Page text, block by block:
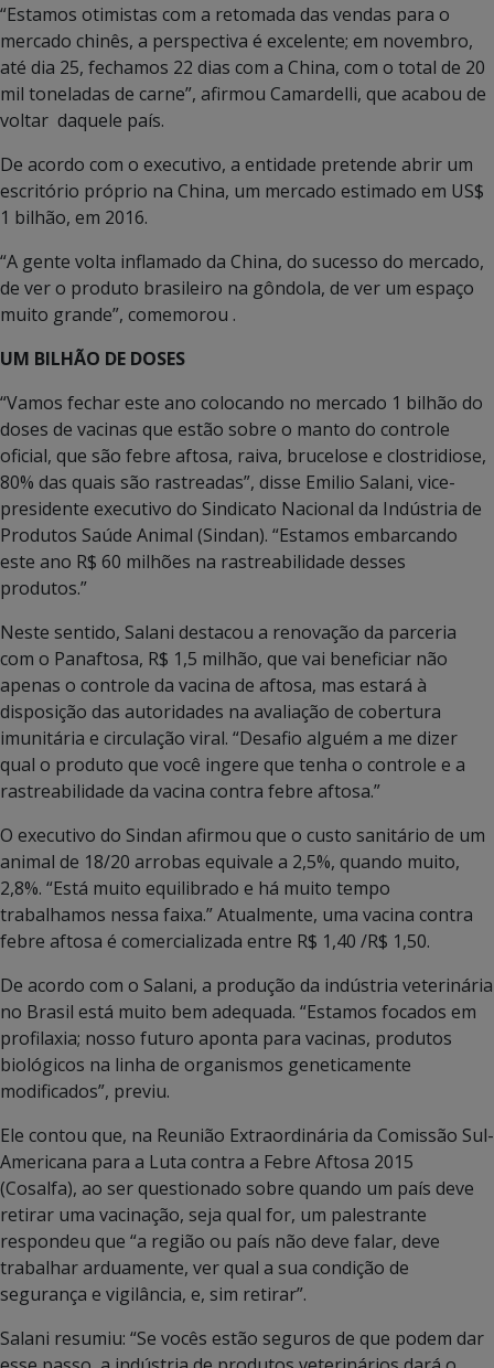
“Estamos otimistas com a retomada das vendas para o
mercado chinês, a perspectiva é excelente; em novembro,
até dia 25, fechamos 22 dias com a China, com o total de 20
mil toneladas de carne”, afirmou Camardelli, que acabou de
voltar daquele país.
De acordo com o executivo, a entidade pretende abrir um
escritório próprio na China, um mercado estimado em US$
1 bilhão, em 2016.
“A gente volta inflamado da China, do sucesso do mercado,
de ver o produto brasileiro na gôndola, de ver um espaço
muito grande”, comemorou .
UM BILHÃO DE DOSES
“Vamos fechar este ano colocando no mercado 1 bilhão do
doses de vacinas que estão sobre o manto do controle
oficial, que são febre aftosa, raiva, brucelose e clostridiose,
80% das quais são rastreadas”, disse Emilio Salani, vice-
presidente executivo do Sindicato Nacional da Indústria de
Produtos Saúde Animal (Sindan). “Estamos embarcando
este ano R$ 60 milhões na rastreabilidade desses
produtos.”
Neste sentido, Salani destacou a renovação da parceria
com o Panaftosa, R$ 1,5 milhão, que vai beneficiar não
apenas o controle da vacina de aftosa, mas estará à
disposição das autoridades na avaliação de cobertura
imunitária e circulação viral. “Desafio alguém a me dizer
qual o produto que você ingere que tenha o controle e a
rastreabilidade da vacina contra febre aftosa.”
O executivo do Sindan afirmou que o custo sanitário de um
animal de 18/20 arrobas equivale a 2,5%, quando muito,
2,8%. “Está muito equilibrado e há muito tempo
trabalhamos nessa faixa.” Atualmente, uma vacina contra
febre aftosa é comercializada entre R$ 1,40 /R$ 1,50.
De acordo com o Salani, a produção da indústria veterinária
no Brasil está muito bem adequada. “Estamos focados em
profilaxia; nosso futuro aponta para vacinas, produtos
biológicos na linha de organismos geneticamente
modificados”, previu.
Ele contou que, na Reunião Extraordinária da Comissão Sul-
Americana para a Luta contra a Febre Aftosa 2015
(Cosalfa), ao ser questionado sobre quando um país deve
retirar uma vacinação, seja qual for, um palestrante
respondeu que “a região ou país não deve falar, deve
trabalhar arduamente, ver qual a sua condição de
segurança e vigilância, e, sim retirar”.
Salani resumiu: “Se vocês estão seguros de que podem dar